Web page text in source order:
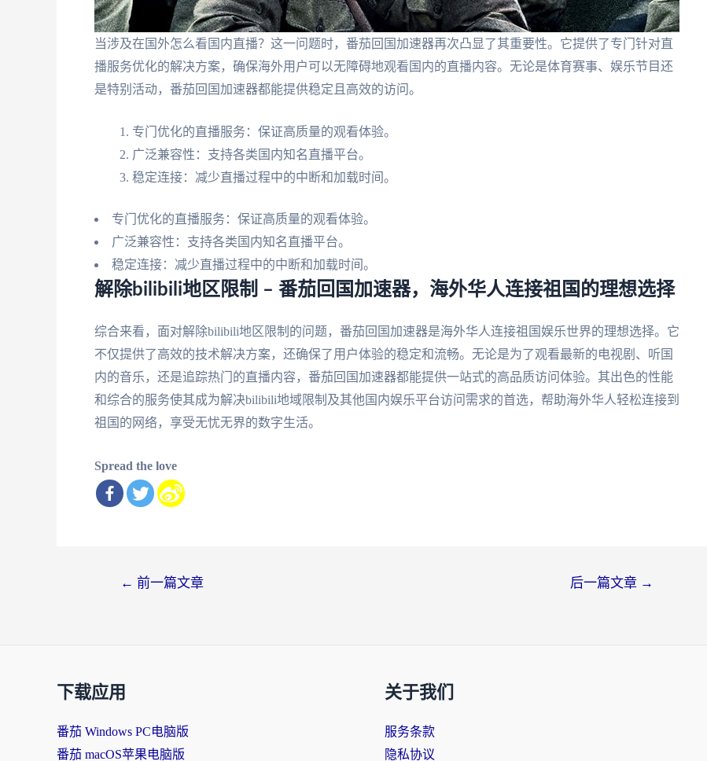
当涉及在国外怎么看国内直播？这一问题时，番茄回国加速器再次凸显了其重要性。它提供了专门针对直
播服务优化的解决方案，确保海外用户可以无障碍地观看国内的直播内容。无论是体育赛事、娱乐节目还
是特别活动，番茄回国加速器都能提供稳定且高效的访问。
专门优化的直播服务：保证高质量的观看体验。
广泛兼容性：支持各类国内知名直播平台。
稳定连接：减少直播过程中的中断和加载时间。
专门优化的直播服务：保证高质量的观看体验。
广泛兼容性：支持各类国内知名直播平台。
稳定连接：减少直播过程中的中断和加载时间。
解除bilibili地区限制 – 番茄回国加速器，海外华人连接祖国的理想选择
综合来看，面对解除bilibili地区限制的问题，番茄回国加速器是海外华人连接祖国娱乐世界的理想选择。它
不仅提供了高效的技术解决方案，还确保了用户体验的稳定和流畅。无论是为了观看最新的电视剧、听国
内的音乐，还是追踪热门的直播内容，番茄回国加速器都能提供一站式的高品质访问体验。其出色的性能
和综合的服务使其成为解决bilibili地域限制及其他国内娱乐平台访问需求的首选，帮助海外华人轻松连接到
祖国的网络，享受无忧无界的数字生活。
Spread the love
← 前一篇文章 后一篇文章 →
下载应用
番茄 Windows PC电脑版
番茄 macOS苹果电脑版
关于我们
服务条款
隐私协议